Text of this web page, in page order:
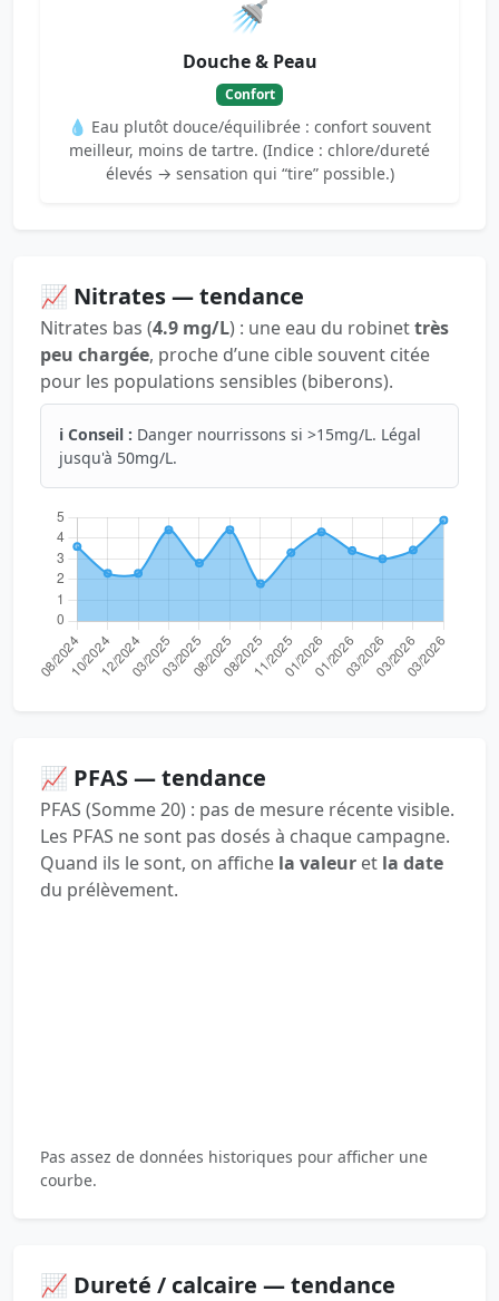
🚿
Douche & Peau
Confort
💧 Eau plutôt douce/équilibrée : confort souvent
meilleur, moins de tartre. (Indice : chlore/dureté
élevés → sensation qui “tire” possible.)
📈 Nitrates — tendance
Nitrates bas (4.9 mg/L) : une eau du robinettrès
peu chargée, proche d’une cible souvent citée
pour les populations sensibles (biberons).
ℹ️ Conseil : Danger nourrissons si >15mg/L. Légal
jusqu'à 50mg/L.
📈 PFAS — tendance
PFAS (Somme 20) : pas de mesure récente visible.
Les PFAS ne sont pas dosés à chaque campagne.
Quand ils le sont, on affiche la valeur et la date
du prélèvement.
Pas assez de données historiques pour afficher une
courbe.
📈 Dureté / calcaire — tendance